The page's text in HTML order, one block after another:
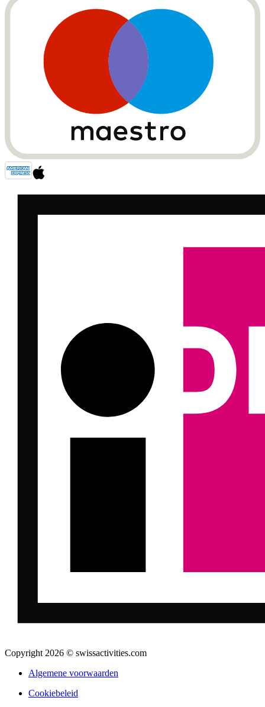
Copyright 2026 © swissactivities.com
Algemene voorwaarden
Cookiebeleid